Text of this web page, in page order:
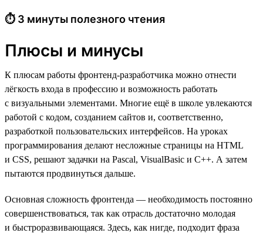
⏱ 3 минуты полезного чтения
Плюсы и минусы
К плюсам работы фронтенд-разработчика можно отнести
лёгкость входа в профессию и возможность работать
с визуальными элементами. Многие ещё в школе увлекаются
работой с кодом, созданием сайтов и, соответственно,
разработкой пользовательских интерфейсов. На уроках
программирования делают несложные страницы на HTML
и CSS, решают задачки на Pascal, VisualBasic и C++. А затем
пытаются продвинуться дальше.
Основная сложность фронтенда — необходимость постоянно
совершенствоваться, так как отрасль достаточно молодая
и быстроразвивающаяся. Здесь, как нигде, подходит фраза